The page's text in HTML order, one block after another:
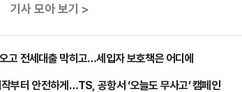
기사 모아 보기 >
고 전세대출 막히고…세입자 보호책은 어디에
부터 안전하게…TS, 공항서 ‘오늘도 무사고’ 캠페인